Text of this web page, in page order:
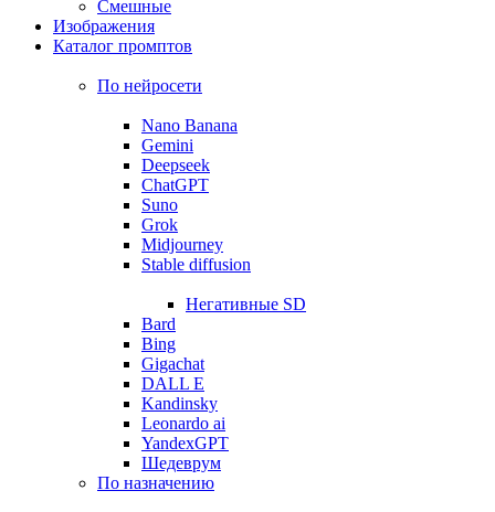
Смешные
Изображения
Каталог промптов
По нейросети
Nano Banana
Gemini
Deepseek
ChatGPT
Suno
Grok
Midjourney
Stable diffusion
Негативные SD
Bard
Bing
Gigachat
DALL E
Kandinsky
Leonardo ai
YandexGPT
Шедеврум
По назначению